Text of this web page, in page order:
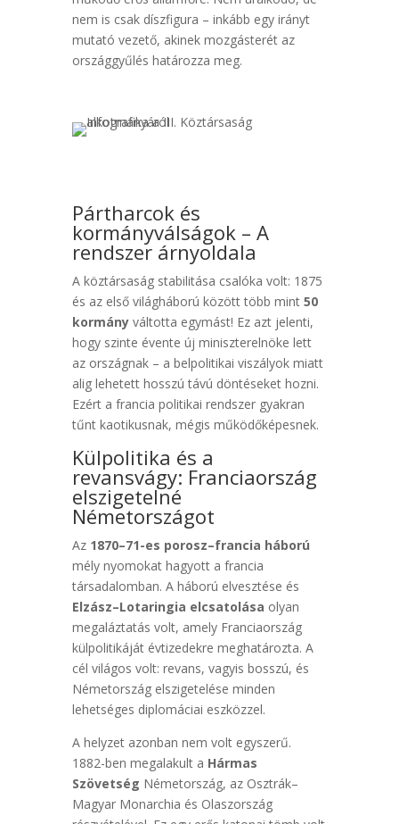
nem is csak díszfigura – inkább egy irányt
mutató vezető, akinek mozgásterét az
országgyűlés határozza meg.
Pártharcok és
kormányválságok – A
rendszer árnyoldala
A köztársaság stabilitása csalóka volt: 1875
és az első világháború között több mint 50
kormányváltotta egymást! Ez azt jelenti,
hogy szinte évente új miniszterelnöke lett
az országnak – a belpolitikai viszályok miatt
alig lehetett hosszú távú döntéseket hozni.
Ezért a francia politikai rendszer gyakran
tűnt kaotikusnak, mégis működőképesnek.
Külpolitika és a
revansvágy: Franciaország
elszigetelné
Németországot
Az 1870–71-es porosz–francia háború
mély nyomokat hagyott a francia
társadalomban. A háború elvesztése és
Elzász–Lotaringia elcsatolása olyan
megaláztatás volt, amely Franciaország
külpolitikáját évtizedekre meghatározta. A
cél világos volt: revans, vagyis bosszú, és
Németország elszigetelése minden
lehetséges diplomáciai eszközzel.
A helyzet azonban nem volt egyszerű.
1882-ben megalakult a Hármas
Szövetség Németország, az Osztrák–
Magyar Monarchia és Olaszország